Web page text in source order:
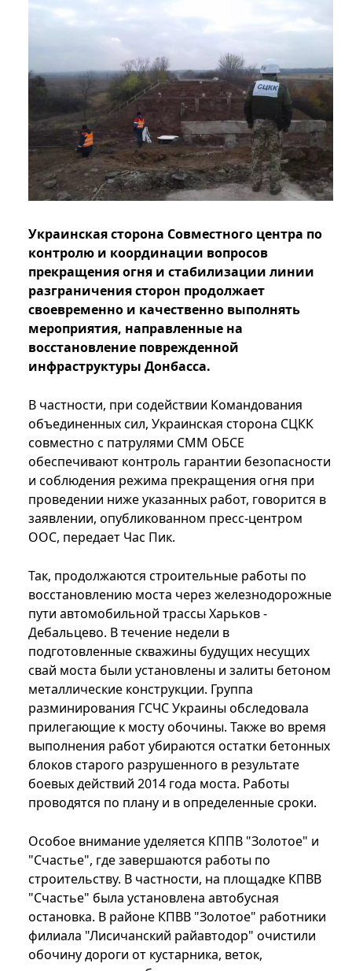
Украинская сторона Совместного центра по
контролю и координации вопросов
прекращения огня и стабилизации линии
разграничения сторон продолжает
своевременно и качественно выполнять
мероприятия, направленные на
восстановление поврежденной
инфраструктуры Донбасса.
В частности, при содействии Командования
объединенных сил, Украинская сторона СЦКК
совместно с патрулями СММ ОБСЕ
обеспечивают контроль гарантии безопасности
и соблюдения режима прекращения огня при
проведении ниже указанных работ, говорится в
заявлении, опубликованном пресс-центром
ООС, передает Час Пик.
Так, продолжаются строительные работы по
восстановлению моста через железнодорожные
пути автомобильной трассы Харьков -
Дебальцево. В течение недели в
подготовленные скважины будущих несущих
свай моста были установлены и залиты бетоном
металлические конструкции. Группа
разминирования ГСЧС Украины обследовала
прилегающие к мосту обочины. Также во время
выполнения работ убираются остатки бетонных
блоков старого разрушенного в результате
боевых действий 2014 года моста. Работы
проводятся по плану и в определенные сроки.
Особое внимание уделяется КППВ "Золотое" и
"Счастье", где завершаются работы по
строительству. В частности, на площадке КПВВ
"Счастье" была установлена автобусная
остановка. В районе КПВВ "Золотое" работники
филиала "Лисичанский райавтодор" очистили
обочину дороги от кустарника, веток,